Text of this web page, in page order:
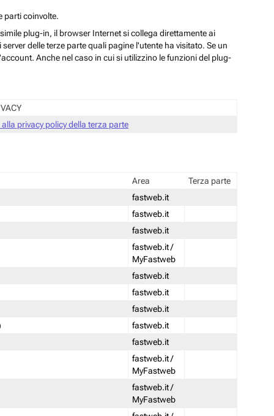
parti coinvolte.
plug-in, il browser Internet si collega direttamente ai
delle terze parte quali pagine l'utente ha visitato. Se un
Anche nel caso in cui si utilizzino le funzioni del plug-
alla privacy policy della terza parte
Area
Terza parte
fastweb.it
fastweb.it
fastweb.it
fastweb.it /
MyFastweb
fastweb.it
fastweb.it
fastweb.it
fastweb.it
fastweb.it
fastweb.it /
MyFastweb
fastweb.it /
MyFastweb